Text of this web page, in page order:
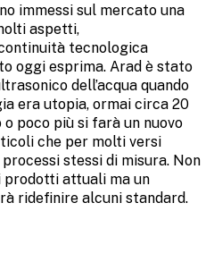
immessi sul mercato una
aspetti,
tecnologica
oggi esprima. Arad è stato
dell’acqua quando
era utopia, ormai circa 20
poco più si farà un nuovo
che per molti versi
stessi di misura. Non
prodotti attuali ma un
ridefinire alcuni standard.